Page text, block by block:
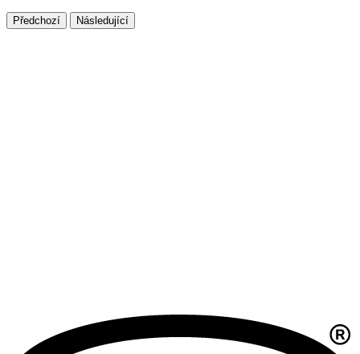
Předchozí Následující